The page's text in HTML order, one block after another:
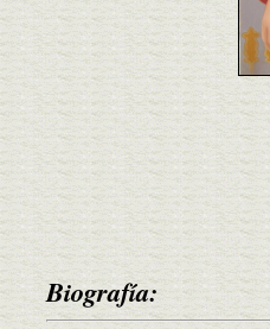
Biografía: